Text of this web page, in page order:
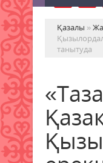
Қазалы »
танытуда
«Таза